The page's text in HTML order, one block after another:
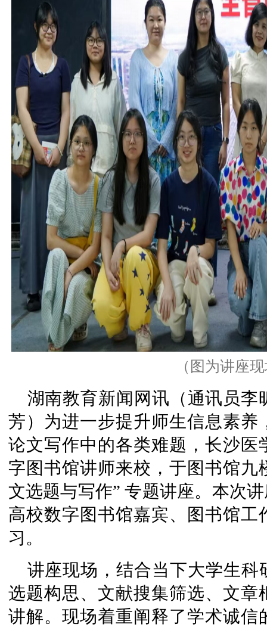
（图为讲座
湖南教育新闻网讯（通讯员
芳）为进一步提升师生信息素
论文写作中的各类难题，长沙
字图书馆讲师来校，于图书馆
文选题与写作” 专题讲座。本次
高校数字图书馆嘉宾、图书馆
习。
讲座现场，结合当下大学生科
选题构思、文献搜集筛选、文
讲解。现场着重阐释了学术诚